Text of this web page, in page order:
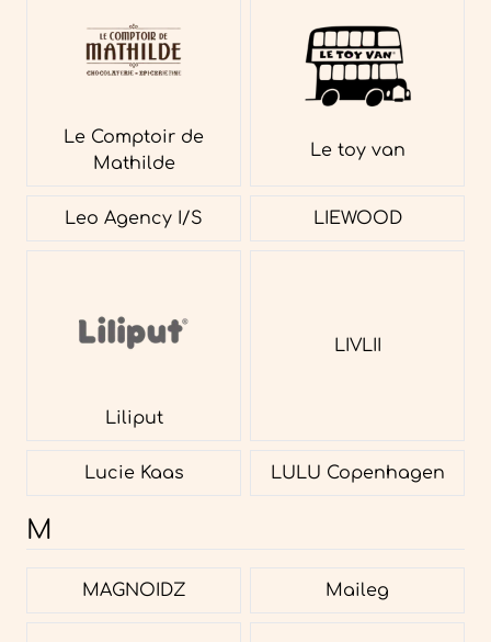
Le Comptoir de
Mathilde
Le toy van
Leo Agency I/S LIEWOOD
Liliput
LIVLII
Lucie Kaas LULU Copenhagen
M
MAGNOIDZ Maileg